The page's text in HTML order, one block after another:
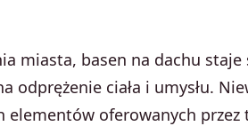
miasta, basen na dachu
odprężenie ciała i umysłu.
elementów oferowanych